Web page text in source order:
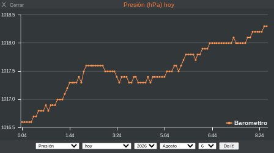
X Cerrar Presión (hPa) hoy